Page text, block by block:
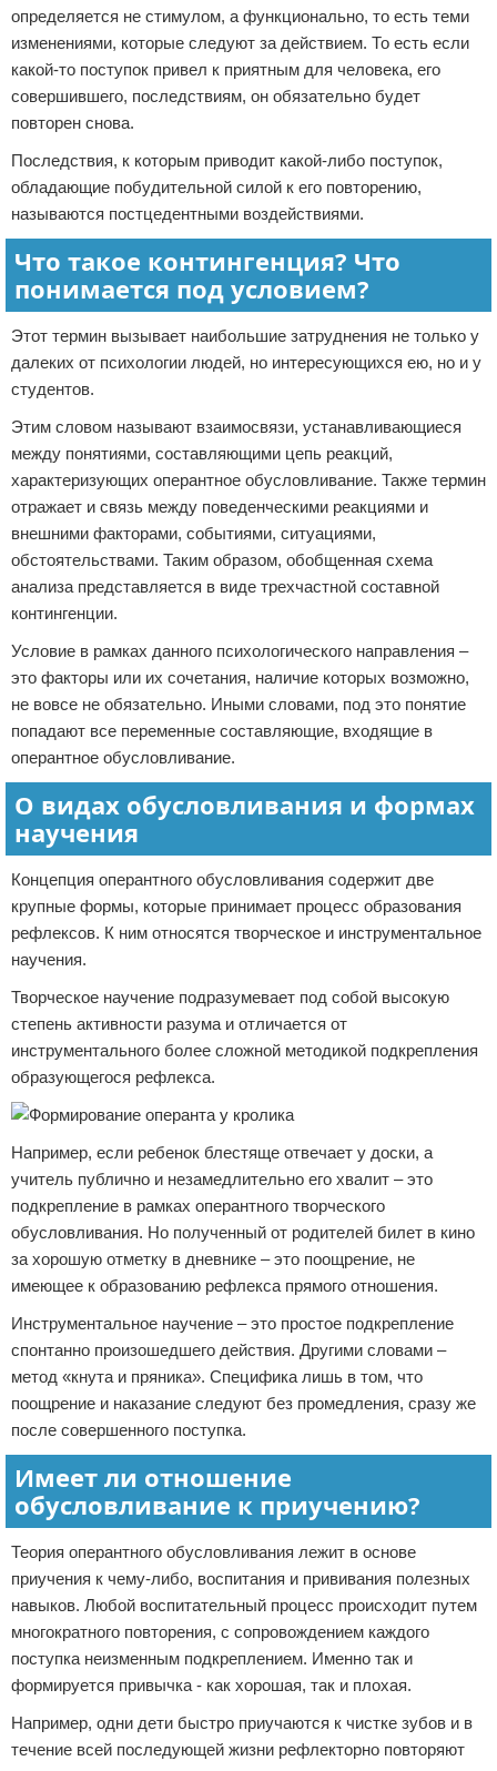
определяется не стимулом, а функционально, то есть теми
изменениями, которые следуют за действием. То есть если
какой-то поступок привел к приятным для человека, его
совершившего, последствиям, он обязательно будет
повторен снова.
Последствия, к которым приводит какой-либо поступок,
обладающие побудительной силой к его повторению,
называются постцедентными воздействиями.
Что такое контингенция? Что
понимается под условием?
Этот термин вызывает наибольшие затруднения не только у
далеких от психологии людей, но интересующихся ею, но и у
студентов.
Этим словом называют взаимосвязи, устанавливающиеся
между понятиями, составляющими цепь реакций,
характеризующих оперантное обусловливание. Также термин
отражает и связь между поведенческими реакциями и
внешними факторами, событиями, ситуациями,
обстоятельствами. Таким образом, обобщенная схема
анализа представляется в виде трехчастной составной
контингенции.
Условие в рамках данного психологического направления –
это факторы или их сочетания, наличие которых возможно,
не вовсе не обязательно. Иными словами, под это понятие
попадают все переменные составляющие, входящие в
оперантное обусловливание.
О видах обусловливания и формах
научения
Концепция оперантного обусловливания содержит две
крупные формы, которые принимает процесс образования
рефлексов. К ним относятся творческое и инструментальное
научения.
Творческое научение подразумевает под собой высокую
степень активности разума и отличается от
инструментального более сложной методикой подкрепления
образующегося рефлекса.
Например, если ребенок блестяще отвечает у доски, а
учитель публично и незамедлительно его хвалит – это
подкрепление в рамках оперантного творческого
обусловливания. Но полученный от родителей билет в кино
за хорошую отметку в дневнике – это поощрение, не
имеющее к образованию рефлекса прямого отношения.
Инструментальное научение – это простое подкрепление
спонтанно произошедшего действия. Другими словами –
метод «кнута и пряника». Специфика лишь в том, что
поощрение и наказание следуют без промедления, сразу же
после совершенного поступка.
Имеет ли отношение
обусловливание к приучению?
Теория оперантного обусловливания лежит в основе
приучения к чему-либо, воспитания и прививания полезных
навыков. Любой воспитательный процесс происходит путем
многократного повторения, с сопровождением каждого
поступка неизменным подкреплением. Именно так и
формируется привычка - как хорошая, так и плохая.
Например, одни дети быстро приучаются к чистке зубов и в
течение всей последующей жизни рефлекторно повторяют